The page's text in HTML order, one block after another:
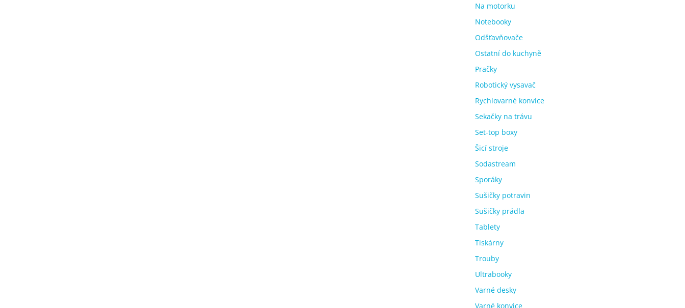
Na motorku
Notebooky
Odšťavňovače
Ostatní do kuchyně
Pračky
Robotický vysavač
Rychlovarné konvice
Sekačky na trávu
Set-top boxy
Šicí stroje
Sodastream
Sporáky
Sušičky potravin
Sušičky prádla
Tablety
Tiskárny
Trouby
Ultrabooky
Varné desky
Varné konvice